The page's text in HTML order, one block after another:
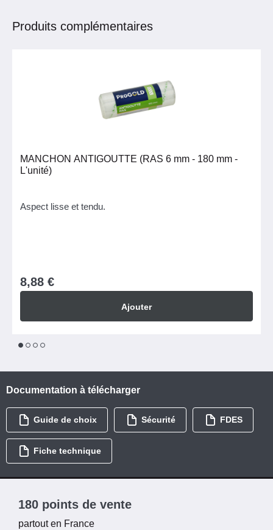
Produits complémentaires
MANCHON ANTIGOUTTE (RAS 6 mm - 180 mm -
L'unité)
Aspect lisse et tendu.
8,88 €
Ajouter
1 2 3
Documentation à télécharger
Guide de choix Sécurité FDES
Fiche technique
180 points de vente
partout en France